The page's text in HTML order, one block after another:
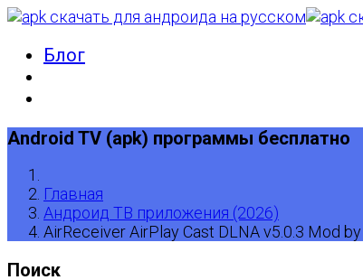
Блог
Android TV (apk) программы бесплатно
Главная
Андроид ТВ приложения (2026)
AirReceiver AirPlay Cast DLNA v5.0.3 Mod by
Поиск